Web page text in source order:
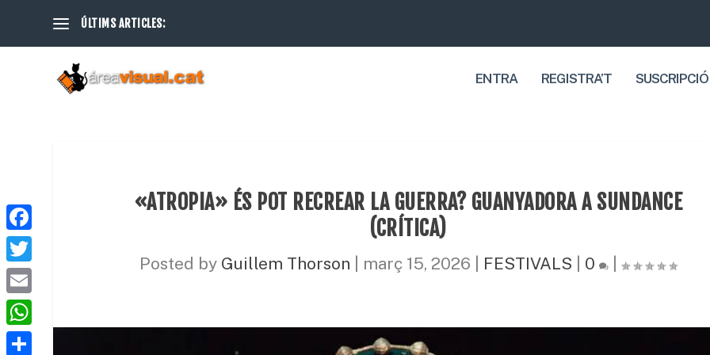
ÚLTIMS ARTICLES:
ENTRA REGISTRA’T
«ATROPIA» ÉS POT RECREAR LA GUERRA? GUANYADORA A SUNDANCE
(CRÍTICA)
Posted by Guillem Thorson març 15, 2026 FESTIVALS 0 |
F
a
c
e
b
T
w
i
t
E
m
W